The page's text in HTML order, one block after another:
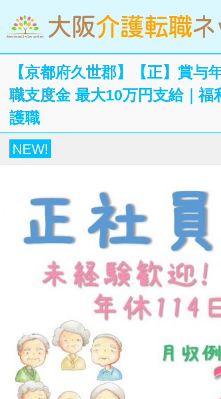
【京都府久世郡】【正】賞与
職支度金 最大10万円支給｜福
護職
NEW!